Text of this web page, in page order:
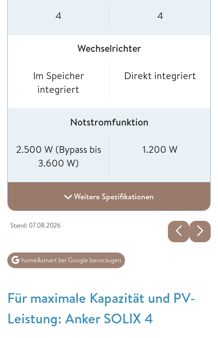
4 4
Wechselrichter
Im Speicher
integriert
Direkt integriert
Notstromfunktion
2.500 W (Bypass bis
3.600 W)
1.200 W
Weitere Spezifikationen
Stand: 07.08.2026
home&smart bei Google bevorzugen
Für maximale Kapazität und PV-
Leistung: Anker SOLIX 4